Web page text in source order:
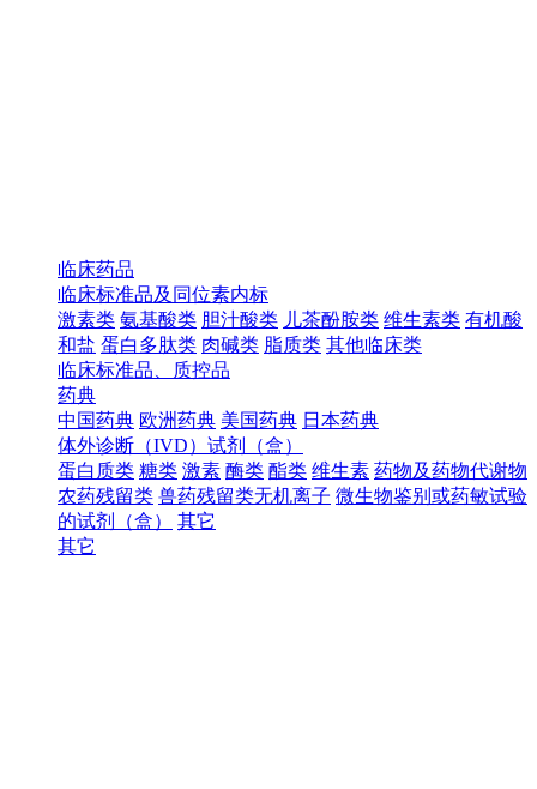
临床药品
临床标准品及同位素内标
激素类 氨基酸类 胆汁酸类 儿茶酚胺类 维生素类 有机酸
和盐 蛋白多肽类 肉碱类 脂质类 其他临床类
临床标准品、质控品
药典
中国药典 欧洲药典 美国药典 日本药典
体外诊断（IVD）试剂（盒）
蛋白质类 糖类 激素 酶类 酯类 维生素 药物及药物代谢物
农药残留类 兽药残留类无机离子 微生物鉴别或药敏试验
的试剂（盒）
其它
其它